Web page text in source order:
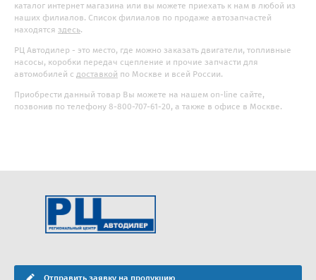
каталог интернет магазина или вы можете приехать к нам в любой из
наших филиалов. Список филиалов по продаже автозапчастей
находятся здесь.
РЦ Автодилер - это место, где можно заказать двигатели, топливные
насосы, коробки передач сцепление и прочие запчасти для
автомобилей с доставкой по Москве и всей России.
Приобрести данный товар Вы можете на нашем on-line сайте,
позвонив по телефону 8-800-707-61-20, а также в офисе в Москве.
Отправить заявку на продукцию